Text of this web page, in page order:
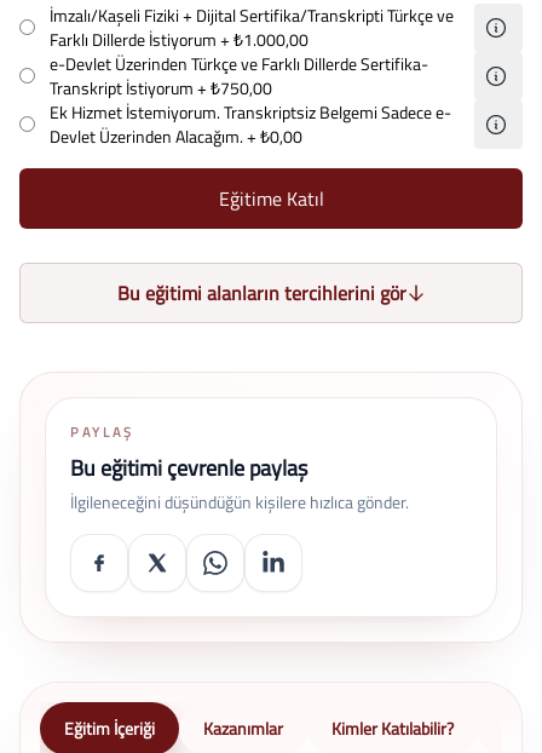
İmzalı/Kaşeli Fiziki + Dijital Sertifika/Transkripti Türkçe ve
Farklı Dillerde İstiyorum+ ₺1.000,00
e-Devlet Üzerinden Türkçe ve Farklı Dillerde Sertifika-
Transkript İstiyorum+ ₺750,00
Ek Hizmet İstemiyorum. Transkriptsiz Belgemi Sadece e-
Devlet Üzerinden Alacağım.+ ₺0,00
Eğitime Katıl
Bu eğitimi alanların tercihlerini gör
PAYLAŞ
Bu eğitimi çevrenle paylaş
İlgileneceğini düşündüğün kişilere hızlıca gönder.
Eğitim İçeriği Kazanımlar Kimler Katılabilir?